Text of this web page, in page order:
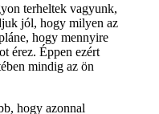
terheltek vagyunk,
jól, hogy milyen az
hogy mennyire
érez. Éppen ezért
mindig az ön
hogy azonnal